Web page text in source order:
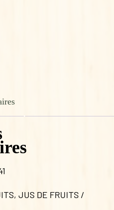
, JUS DE FRUITS /